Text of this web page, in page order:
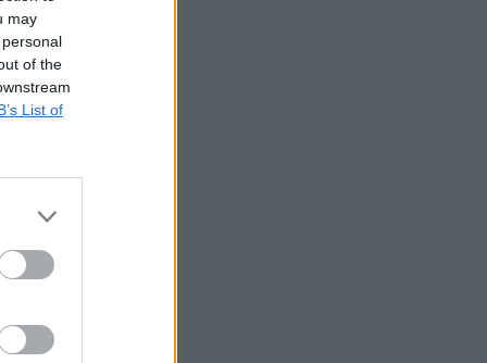
may
of the
List of